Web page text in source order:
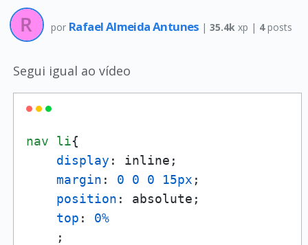
por Rafael Almeida Antunes |35.4k xp | 4posts
Segui igual ao vídeo
nav li{
display : inline;
margin : 0 0 0 15px ;
position : absolute;
top : 0%
    ;